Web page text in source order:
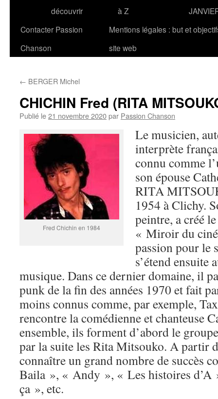
découvrir
à Z
Contacter Passion
Chanson
Mentions légales : but et
site web
← BERGER Michel
CHICHIN Fred (RITA
Publié le21 novembre 2020par Passion Chanson
Fred Chichin en 1984
Le musicien,
interprète
connu comme
son épouse
RITA
1954 à Clichy.
peintre, a créé
« Miroir du
passion pour le
s’étend ensuite
musique. Dans ce dernier domaine, il
punk de la fin des années 1970 et fait
moins connus comme, par exemple,
rencontre la comédienne et chanteuse
ensemble, ils forment d’abord le
par la suite les Rita Mitsouko. A partir
connaître un grand nombre de succès
Baila », « Andy », « Les histoires d’A
ça », etc.